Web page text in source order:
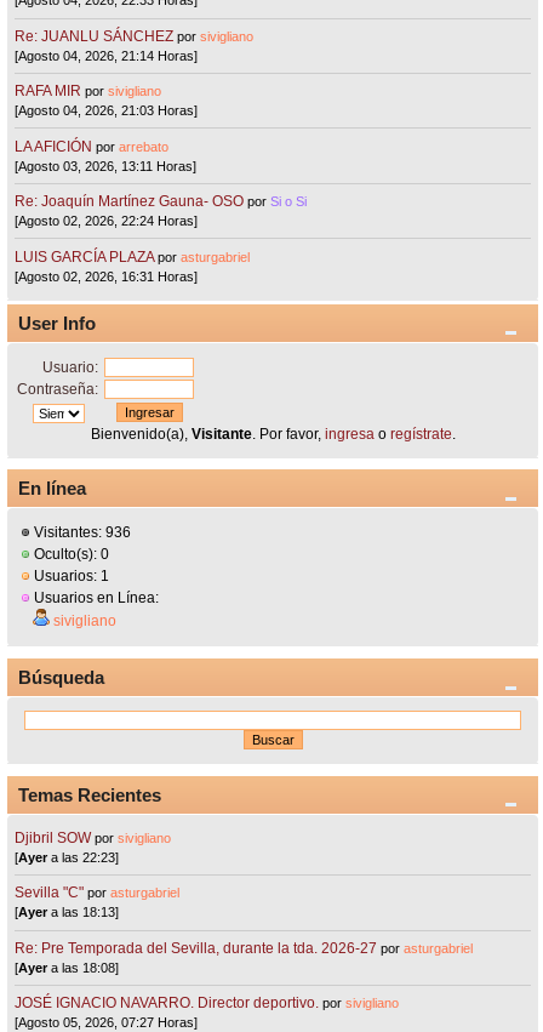
Re: JUANLU SÁNCHEZ porsivigliano
[Agosto 04, 2026, 21:14 Horas]
RAFA MIR porsivigliano
[Agosto 04, 2026, 21:03 Horas]
LA AFICIÓN porarrebato
[Agosto 03, 2026, 13:11 Horas]
Re: Joaquín Martínez Gauna- OSO porSi o Si
[Agosto 02, 2026, 22:24 Horas]
LUIS GARCÍA PLAZA porasturgabriel
[Agosto 02, 2026, 16:31 Horas]
User Info
Usuario:
Contraseña:
Bienvenido(a), Visitante. Por favor, ingresa o regístrate
En línea
Visitantes: 936
Oculto(s): 0
Usuarios: 1
Usuarios en Línea:
sivigliano
Búsqueda
Temas Recientes
Djibril SOW porsivigliano
[Ayera las 22:23]
Sevilla "C"porasturgabriel
[Ayera las 18:13]
Re: Pre Temporada del Sevilla, durante la tda. 2026-27 porasturgabriel
[Ayera las 18:08]
JOSÉ IGNACIO NAVARRO. Director deportivo. porsivigliano
[Agosto 05, 2026, 07:27 Horas]